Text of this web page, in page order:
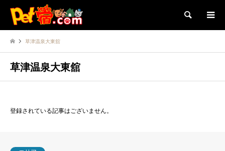
検索
草津温泉大東舘
草津温泉大東舘
登録されている記事はございません。